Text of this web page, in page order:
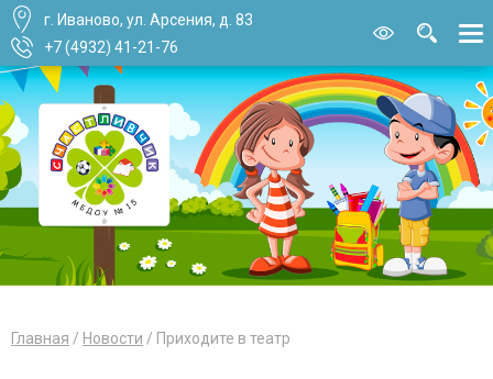
Версия для
г. Иваново, ул. Арсения, д. 83
+7 (4932) 41-21-76
Главная Новости Приходите в театр